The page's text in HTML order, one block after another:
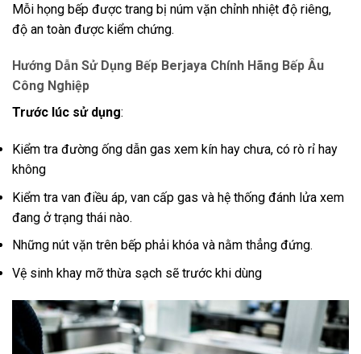
Mỗi họng bếp được trang bị núm vặn chỉnh nhiệt độ riêng,
độ an toàn được kiểm chứng.
Hướng Dẫn Sử Dụng Bếp Berjaya Chính Hãng Bếp Âu
Công Nghiệp
Trước lúc sử dụng:
Kiểm tra đường ống dẫn gas xem kín hay chưa, có rò rỉ hay
không
Kiểm tra van điều áp, van cấp gas và hệ thống đánh lửa xem
đang ở trạng thái nào.
Những nút vặn trên bếp phải khóa và nằm thẳng đứng.
Vệ sinh khay mỡ thừa sạch sẽ trước khi dùng